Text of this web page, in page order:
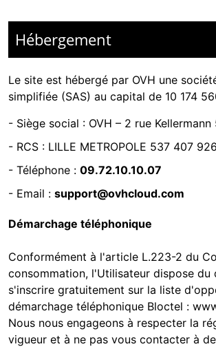
Hébergement
Le site est hébergé par OVH une
simplifiée (SAS) au capital de 10 174
- Siège social : OVH – 2 rue
- RCS : LILLE METROPOLE 537 407 926
- Téléphone : 09.72.10.10.07
- Email : support@ovhcloud.com
Démarchage téléphonique
Conformément à l'article L.223-2 du
consommation, l'Utilisateur dispose du
s'inscrire gratuitement sur la liste
démarchage téléphonique Bloctel :
Nous nous engageons à respecter la
vigueur et à ne pas vous contacter à